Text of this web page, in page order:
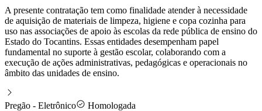
A presente contratação tem como finalidade atender à necessidade
de aquisição de materiais de limpeza, higiene e copa cozinha para
uso nas associações de apoio às escolas da rede pública de ensino do
Estado do Tocantins. Essas entidades desempenham papel
fundamental no suporte à gestão escolar, colaborando com a
execução de ações administrativas, pedagógicas e operacionais no
âmbito das unidades de ensino.
Pregão - Eletrônico
Homologada